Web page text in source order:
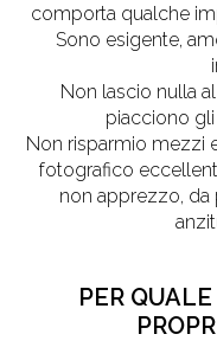
comporta qualche
Sono esigente,
Non lascio nulla
piacciono
Non risparmio mezzi
fotografico
non apprezzo, da
PER